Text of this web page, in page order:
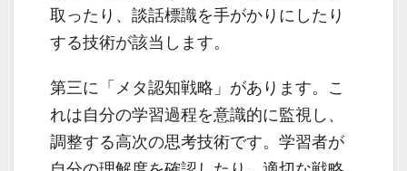
取ったり、談話標識を手がかりにしたり
する技術が該当します。
第三に「メタ認知戦略」があります。こ
れは自分の学習過程を意識的に監視し、
調整する高次の思考技術です。学習者が